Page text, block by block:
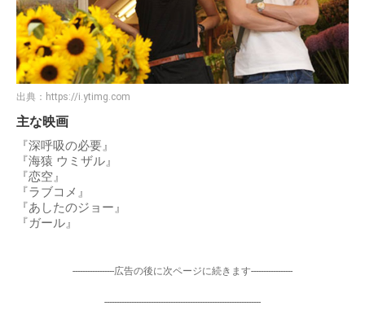
出典： https://i.ytimg.com
主な映画
『深呼吸の必要』
『海猿 ウミザル』
『恋空』
『ラブコメ』
『あしたのジョー』
『ガール』
-----------------広告の後に次ページに続きます-----------------
----------------------------------------------------------------